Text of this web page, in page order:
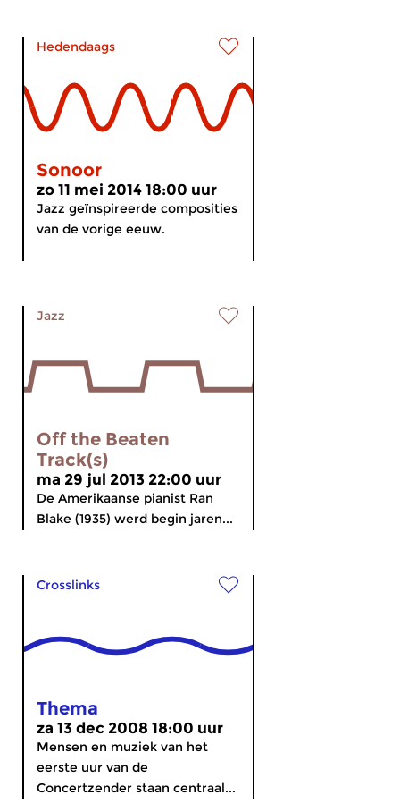
Hedendaags
Sonoor
zo 11 mei 2014 18:00 uur
Jazz geïnspireerde composities
van de vorige eeuw.
Jazz
Off the Beaten
Track(s)
ma 29 jul 2013 22:00 uur
De Amerikaanse pianist Ran
Blake (1935) werd begin jaren...
Crosslinks
Thema
za 13 dec 2008 18:00 uur
Mensen en muziek van het
eerste uur van de
Concertzender staan centraal...